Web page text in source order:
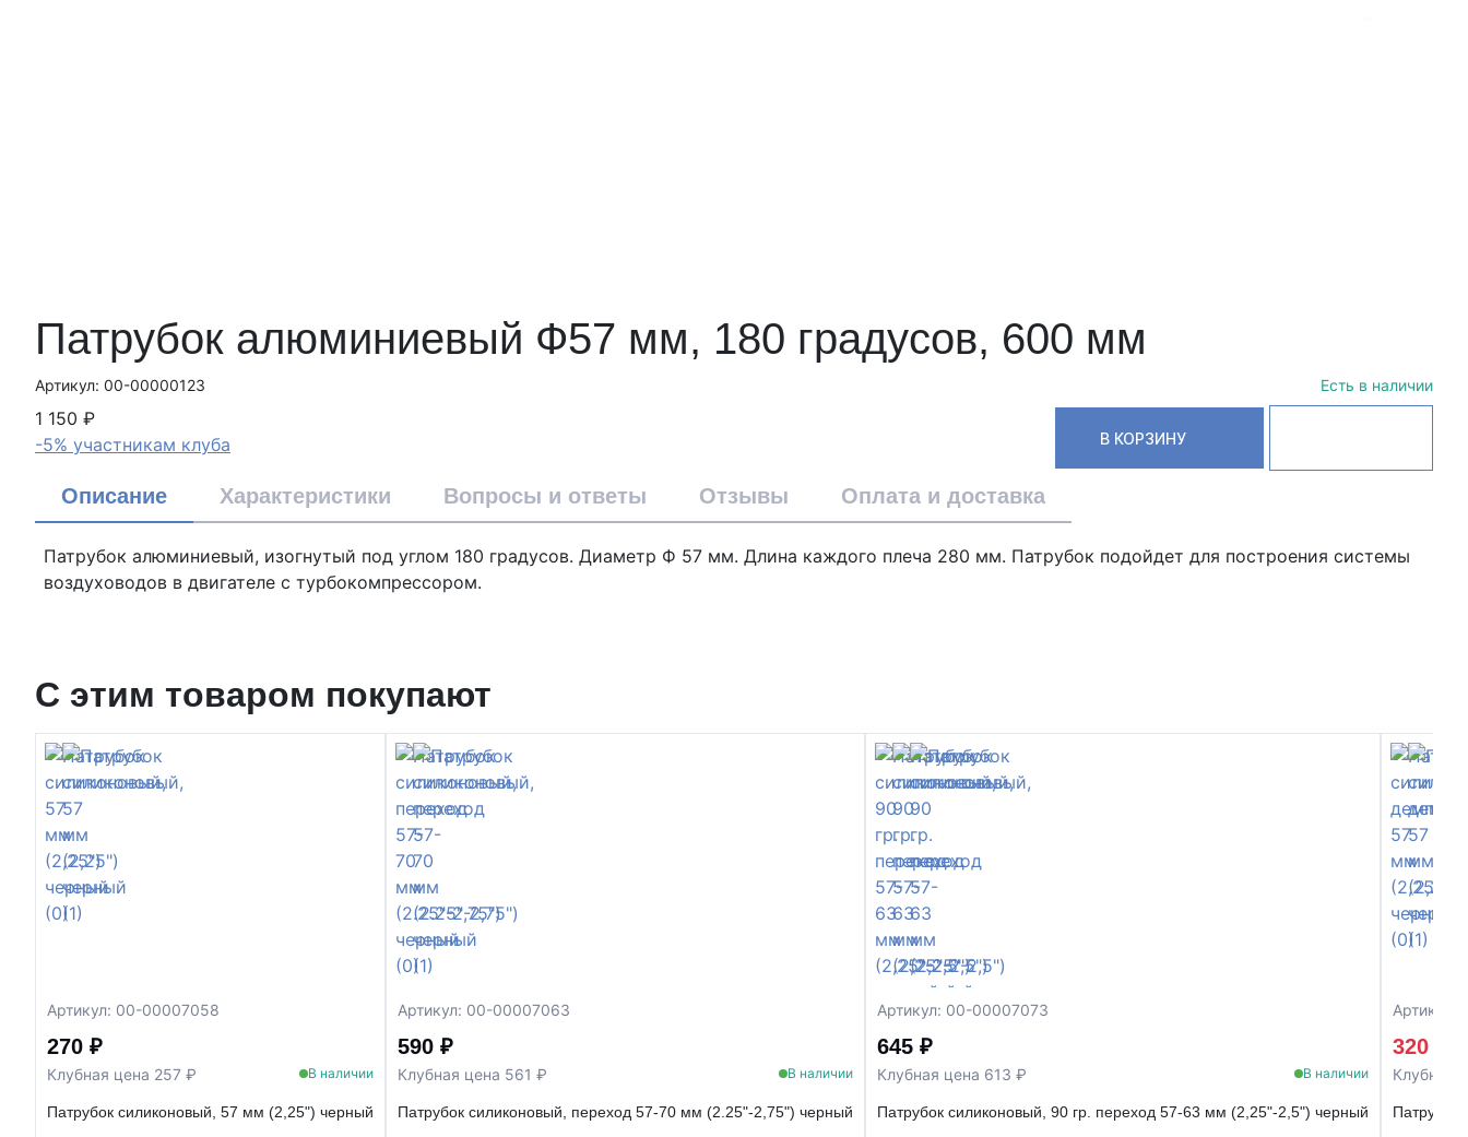
Патрубок алюминиевый Ф57 мм, 180 градусов, 600 мм
Артикул: 00-00000123 Есть в наличии
1 150 ₽
-5% участникам клуба
В КОРЗИНУ
Описание Характеристики Вопросы и ответы Отзывы Оплата и доставка
Патрубок алюминиевый, изогнутый под углом 180 градусов. Диаметр Ф 57 мм. Длина каждого плеча 280 мм. Патрубок подойдет для построения системы
воздуховодов в двигателе с турбокомпрессором.
С этим товаром покупают
Артикул: 00-00007058
270 ₽
Клубная цена 257 ₽ В наличии
Патрубок силиконовый, 57 мм (2,25") черный
Артикул: 00-00007063
590 ₽
Клубная цена 561 ₽ В наличии
Патрубок силиконовый, переход 57-70 мм (2.25"-2,75") черный
Артикул: 00-00007073
645 ₽
Клубная цена 613 ₽ В наличии
Патрубок силиконовый, 90 гр. переход 57-63 мм (2,25"-2,5") черный
Артикул:
320 ₽
Клубная